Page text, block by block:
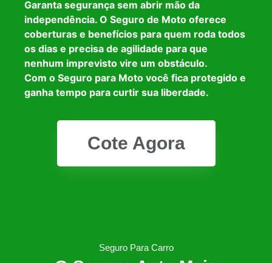
Garanta segurança sem abrir mão da
independência. O Seguro de Moto oferece
coberturas e benefícios para quem roda todos
os dias e precisa de agilidade para que
nenhum imprevisto vire um obstáculo.
Com o Seguro para Moto você fica protegido e
ganha tempo para curtir sua liberdade.
Cote Agora
Seguro Para Carro